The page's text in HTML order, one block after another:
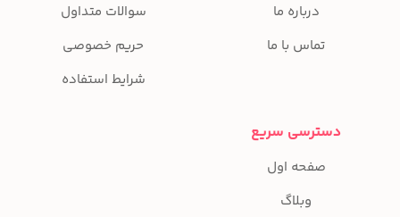
درباره ما
تماس با ما
سوالات متداول
حریم خصوصی
شرایط استفاده
دسترسی سریع
صفحه اول
وبلاگ